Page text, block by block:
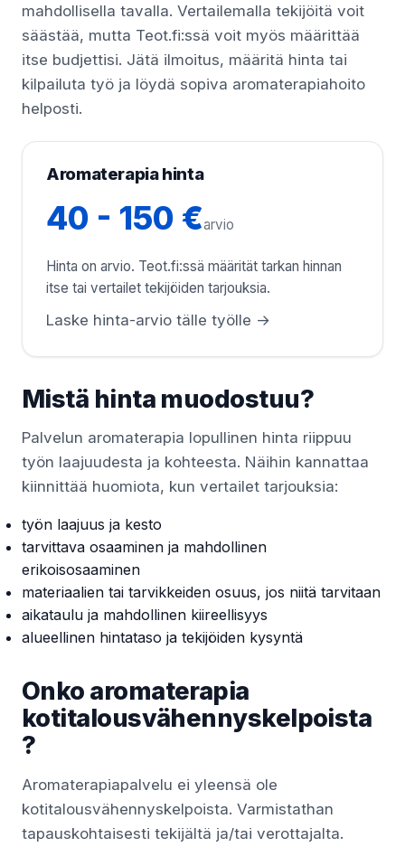
mahdollisella tavalla. Vertailemalla tekijöitä voit
säästää, mutta Teot.fi:ssä voit myös määrittää
itse budjettisi. Jätä ilmoitus, määritä hinta tai
kilpailuta työ ja löydä sopiva aromaterapiahoito
helposti.
Aromaterapia hinta
40 - 150 €arvio
Hinta on arvio. Teot.fi:ssä määrität tarkan hinnan
itse tai vertailet tekijöiden tarjouksia.
Laske hinta-arvio tälle työlle →
Mistä hinta muodostuu?
Palvelun aromaterapia lopullinen hinta riippuu
työn laajuudesta ja kohteesta. Näihin kannattaa
kiinnittää huomiota, kun vertailet tarjouksia:
työn laajuus ja kesto
tarvittava osaaminen ja mahdollinen
erikoisosaaminen
materiaalien tai tarvikkeiden osuus, jos niitä tarvitaan
aikataulu ja mahdollinen kiireellisyys
alueellinen hintataso ja tekijöiden kysyntä
Onko aromaterapia
kotitalousvähennyskelpoista
?
Aromaterapiapalvelu ei yleensä ole
kotitalousvähennyskelpoista. Varmistathan
tapauskohtaisesti tekijältä ja/tai verottajalta.